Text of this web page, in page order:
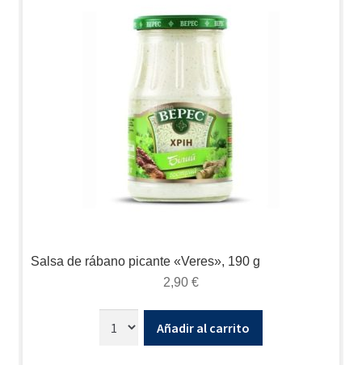
Salsa de rábano picante «Veres», 190 g
2,90 €
Añadir al carrito